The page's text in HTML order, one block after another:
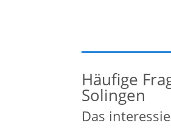
Häufige
Solingen
Das